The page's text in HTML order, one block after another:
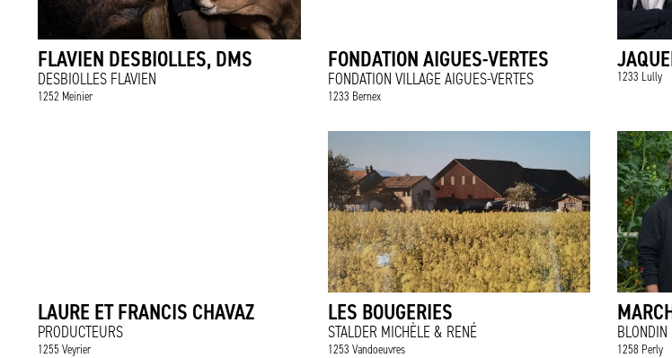
FLAVIEN DESBIOLLES, DMS
DESBIOLLES FLAVIEN
1252 Meinier
FONDATION AIGUES-VERTES
FONDATION VILLAGE AIGUES-VERTES
1233 Bernex
1233 Lully
LAURE ET FRANCIS CHAVAZ
PRODUCTEURS
1255 Veyrier
LES BOUGERIES
STALDER MICHÈLE & RENÉ
1253 Vandoeuvres 1258 Perly